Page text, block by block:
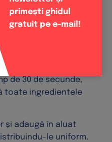
a te asigura că totul
uscate și
secunde. Adaugă
uscate.
de 30 de secunde,
toate ingredientele
și adaugă în aluat
le uniform.
primești ghidul
gratuit pe e-mail!